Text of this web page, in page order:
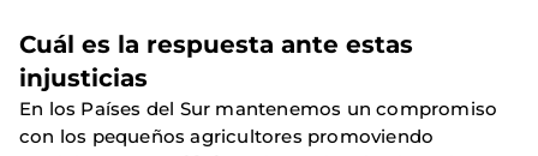
Cuál es la respuesta ante estas
injusticias
En los Países del Sur mantenemos un compromiso
con los pequeños agricultores promoviendo